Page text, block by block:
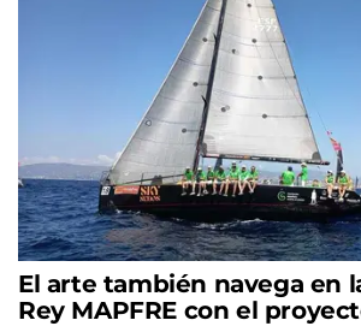
El arte también navega en
Rey MAPFRE con el